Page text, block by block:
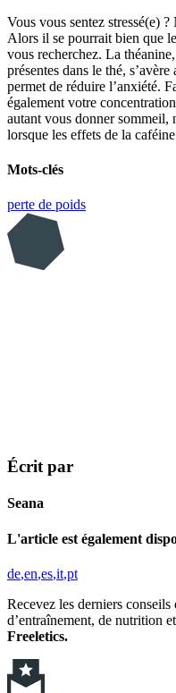
Vous vous sentez stressé(e)
Alors il se pourrait bien que
vous recherchez. La
présentes dans le thé,
permet de réduire l’anxiété.
également votre
autant vous donner sommeil,
lorsque les effets de la
Mots-clés
perte de poids
Écrit par
Seana
L'article est également
de en es it pt
Recevez les derniers conseils
d’entraînement, de nutrition
Freeletics.